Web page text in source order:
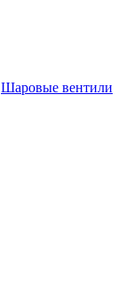
Шаровые вентили